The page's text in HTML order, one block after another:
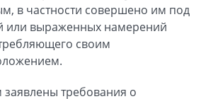
в частности совершено им под
или выраженных намерений
своим
заявлены требования о